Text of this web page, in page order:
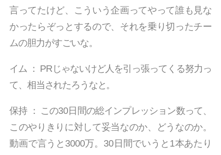
言ってたけど、こういう企画ってやって誰も見な
かったらぞっとするので、それを乗り切ったチー
ムの胆力がすごいな。
イム ： PRじゃないけど人を引っ張ってくる努力っ
て、相当されたろうなと。
保持： この30日間の総インプレッション数って、
このやりきりに対して妥当なのか、どうなのか。
動画で言うと3000万。30日間でいうと1本あたり